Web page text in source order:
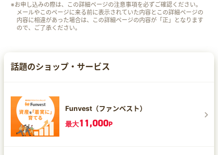
※お申し込みの際は、この詳細ページの注意事項を必ずご確認ください。
メールやこのページに来る前に表示されていた内容とこの詳細ページの
内容に相違があった場合は、この詳細ページの内容が「正」となります
ので、ご了承ください。
話題のショップ・サービス
Funvest（ファンベスト）
最大11,000P